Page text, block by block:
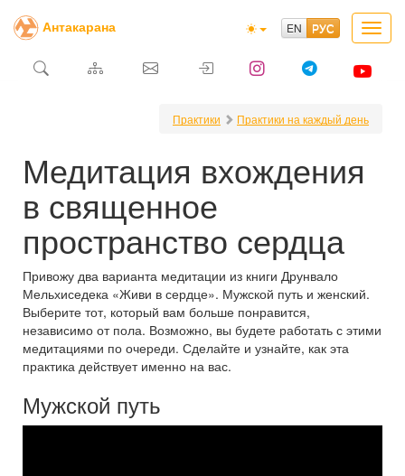
Антакарана
Практики Практики на каждый день
Медитация вхождения
в священное
пространство сердца
Привожу два варианта медитации из книги Друнвало
Мельхиседека «Живи в сердце». Мужской путь и женский.
Выберите тот, который вам больше понравится,
независимо от пола. Возможно, вы будете работать с этими
медитациями по очереди. Сделайте и узнайте, как эта
практика действует именно на вас.
Мужской путь